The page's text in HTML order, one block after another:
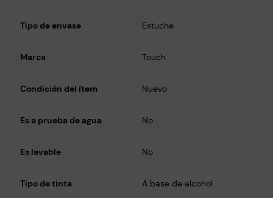
a
t
d
d
Tipo de envase Estuche
Marca Touch
Condición del ítem Nuevo
Es a prueba de agua No
Es lavable No
Tipo de tinta A base de alcohol